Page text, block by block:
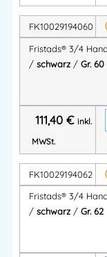
FK10029194060
Fristads® 3/4
/ schwarz/ Gr. 60
111,40 € inkl.
MWSt.
FK10029194062
Fristads® 3/4
/ schwarz/ Gr. 62